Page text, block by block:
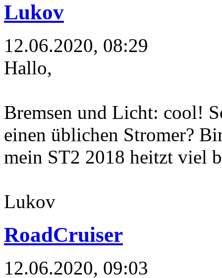
Lukov
12.06.2020, 08:29
Hallo,
Bremsen und Licht: cool!
einen üblichen Stromer?
mein ST2 2018 heitzt viel
Lukov
RoadCruiser
12.06.2020, 09:03